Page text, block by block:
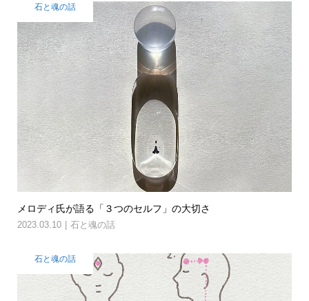
石と魂の話
メロディ氏が語る「３つのセルフ」の大切さ
2023.03.10 石と魂の話
石と魂の話